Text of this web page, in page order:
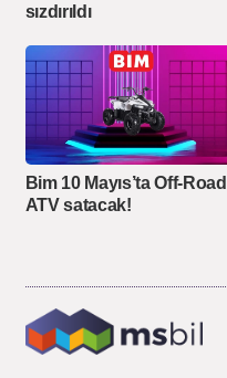
sızdırıldı
Bim 10 Mayıs’ta Off-Road
ATV satacak!